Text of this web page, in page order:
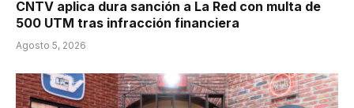
CNTV aplica dura sanción a La Red con multa de
500 UTM tras infracción financiera
Agosto 5, 2026